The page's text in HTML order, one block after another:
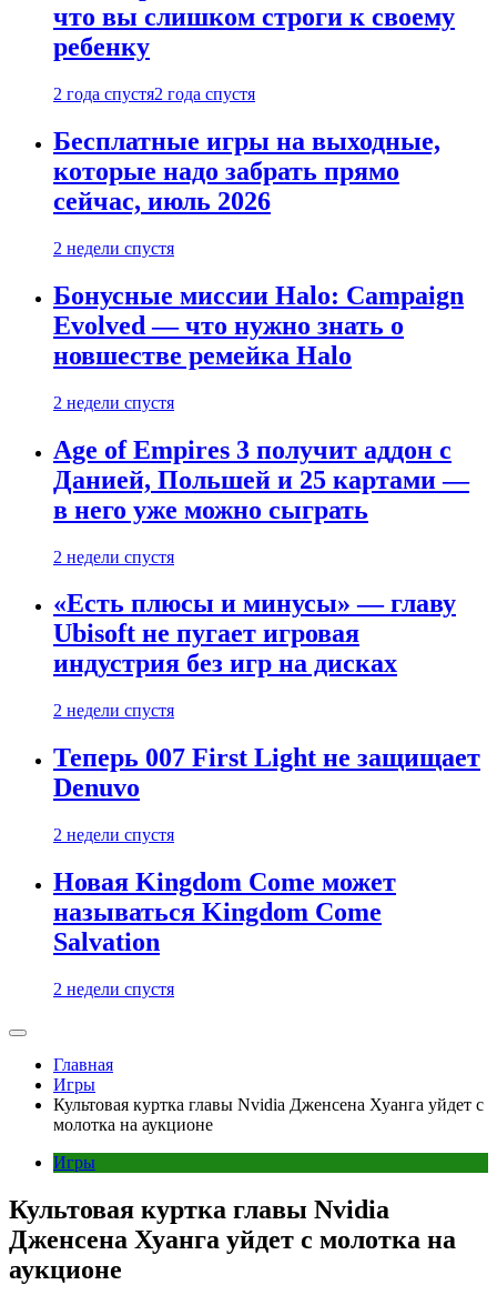
что вы слишком строги к своему
ребенку
2 года спустя2 года спустя
Бесплатные игры на выходные,
которые надо забрать прямо
сейчас, июль 2026
2 недели спустя
Бонусные миссии Halo: Campaign
Evolved — что нужно знать о
новшестве ремейка Halo
2 недели спустя
Age of Empires 3 получит аддон с
Данией, Польшей и 25 картами —
в него уже можно сыграть
2 недели спустя
«Есть плюсы и минусы» — главу
Ubisoft не пугает игровая
индустрия без игр на дисках
2 недели спустя
Теперь 007 First Light не защищает
Denuvo
2 недели спустя
Новая Kingdom Come может
называться Kingdom Come
Salvation
2 недели спустя
Главная
Игры
Культовая куртка главы Nvidia Дженсена Хуанга уйдет с
молотка на аукционе
Игры
Культовая куртка главы Nvidia
Дженсена Хуанга уйдет с молотка на
аукционе